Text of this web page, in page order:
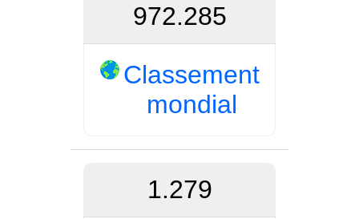
972.285
Classement
mondial
1.279